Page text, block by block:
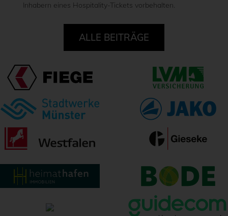
Inhabern eines Hospitality-Tickets vorbehalten.
ALLE BEITRÄGE